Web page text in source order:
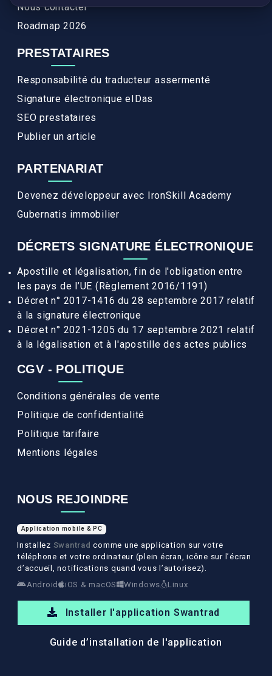
Nous contacter
Roadmap 2026
PRESTATAIRES
Responsabilité du traducteur assermenté
Signature électronique eIDas
SEO prestataires
Publier un article
PARTENARIAT
Devenez développeur avec IronSkill Academy
Gubernatis immobilier
DÉCRETS SIGNATURE ÉLECTRONIQUE
Apostille et légalisation, fin de l'obligation entre
les pays de l’UE (Règlement 2016/1191)
Décret n° 2017-1416 du 28 septembre 2017 relatif
à la signature électronique
Décret n° 2021-1205 du 17 septembre 2021 relatif
à la légalisation et à l'apostille des actes publics
CGV - POLITIQUE
Conditions générales de vente
Politique de confidentialité
Politique tarifaire
Mentions légales
NOUS REJOINDRE
Application mobile & PC
Installez Swantrad comme une application sur votre
téléphone et votre ordinateur (plein écran, icône sur l’écran
d’accueil, notifications quand vous l’autorisez).
Android
iOS & macOS Windows Linux
Installer l'application Swantrad
Guide d’installation de l'application